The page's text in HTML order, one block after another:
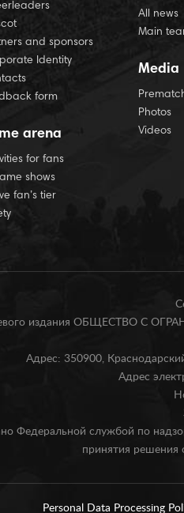
and sponsors
Identity
form
arena
for fans
shows
fan’s tier
All news
Main
Media
Photos
Videos
издания ОБЩЕСТВО С
Адрес: 350900,
Адрес
Федеральной службой по
принятия решения
Personal Data Processing